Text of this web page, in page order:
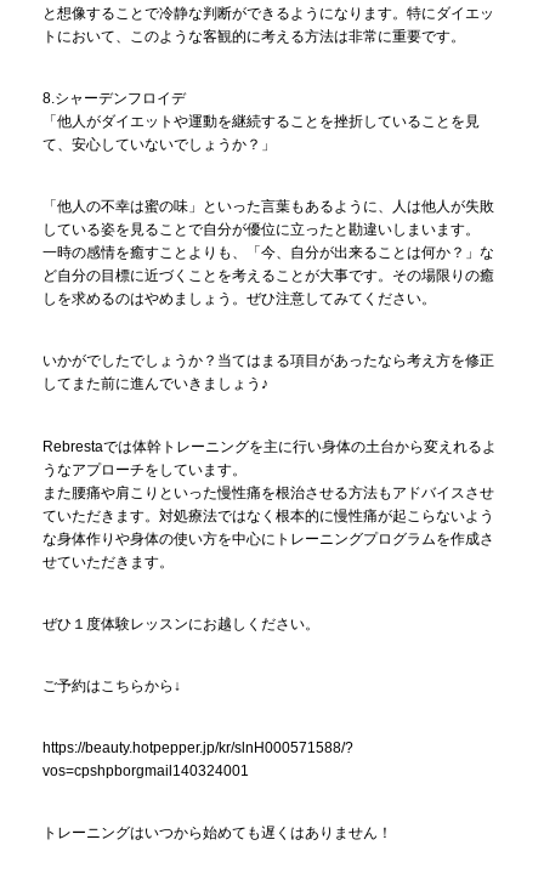
と想像することで冷静な判断ができるようになります。特にダイエッ
トにおいて、このような客観的に考える方法は非常に重要です。
8.シャーデンフロイデ
「他人がダイエットや運動を継続することを挫折していることを見
て、安心していないでしょうか？」
「他人の不幸は蜜の味」といった言葉もあるように、人は他人が失敗
している姿を見ることで自分が優位に立ったと勘違いしまいます。
一時の感情を癒すことよりも、「今、自分が出来ることは何か？」な
ど自分の目標に近づくことを考えることが大事です。その場限りの癒
しを求めるのはやめましょう。ぜひ注意してみてください。
いかがでしたでしょうか？当てはまる項目があったなら考え方を修正
してまた前に進んでいきましょう♪
Rebrestaでは体幹トレーニングを主に行い身体の土台から変えれるよ
うなアプローチをしています。
また腰痛や肩こりといった慢性痛を根治させる方法もアドバイスさせ
ていただきます。対処療法ではなく根本的に慢性痛が起こらないよう
な身体作りや身体の使い方を中心にトレーニングプログラムを作成さ
せていただきます。
ぜひ１度体験レッスンにお越しください。
ご予約はこちらから↓
https://beauty.hotpepper.jp/kr/slnH000571588/?
vos=cpshpborgmail140324001
トレーニングはいつから始めても遅くはありません！